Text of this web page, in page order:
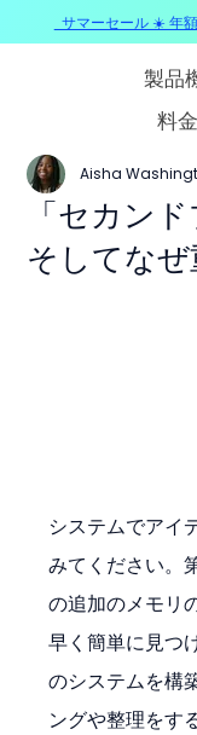
製品
料金
「セカン
そしてな
Aisha
システムでアイ
みてください。
の追加のメモリ
早く簡単に見つ
のシステムを構
ングや整理をす
サマーセール ☀️ 年